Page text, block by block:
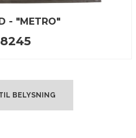
- "METRO"
BELYSNING